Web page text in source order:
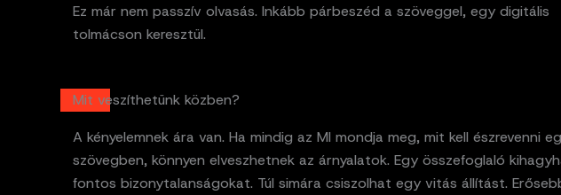
Ez már nem passzív olvasás. Inkább párbeszéd a szöveggel, egy digitális
tolmácson keresztül.
Mit veszíthetünk közben?
A kényelemnek ára van. Ha mindig az MI mondja meg, mit kell észrevenni
szövegben, könnyen elveszhetnek az árnyalatok. Egy összefoglaló
fontos bizonytalanságokat. Túl simára csiszolhat egy vitás állítást.